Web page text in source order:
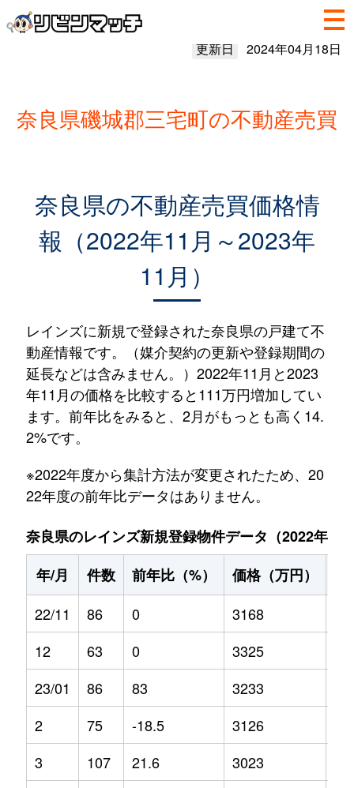
更新日 2024年04月18日
奈良県磯城郡三宅町の不動産売買
奈良県の不動産売買価格情
報（2022年11月～2023年
11月）
レインズに新規で登録された奈良県の戸建て不
動産情報です。（媒介契約の更新や登録期間の
延長などは含みません。）2022年11月と2023
年11月の価格を比較すると111万円増加してい
ます。前年比をみると、2月がもっとも高く14.
2%です。
※2022年度から集計方法が変更されたため、20
22年度の前年比データはありません。
奈良県のレインズ新規登録物件データ（2022年11
年/月
件数 前年比（%） 価格（万円）
22/11
86 0 3168
12
63 0 3325
23/01
86 83 3233
2
75 -18.5 3126
3
107 21.6 3023